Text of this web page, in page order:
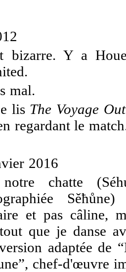
bizarre. Y a
mal.
lis The Voyage Out
regardant le
2016
chatte
et pas câline,
que je danse
adaptée de
chef-d'œuvre